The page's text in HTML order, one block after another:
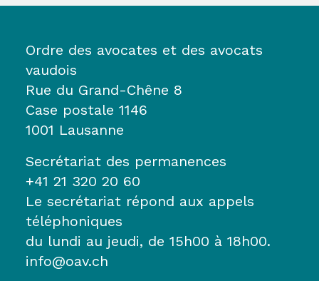
Ordre des avocates et des avocats
vaudois
Rue du Grand-Chêne 8
Case postale 1146
1001 Lausanne
Secrétariat des permanences
+41 21 320 20 60
Le secrétariat répond aux appels
téléphoniques
du lundi au jeudi, de 15h00 à 18h00.
info@oav.ch